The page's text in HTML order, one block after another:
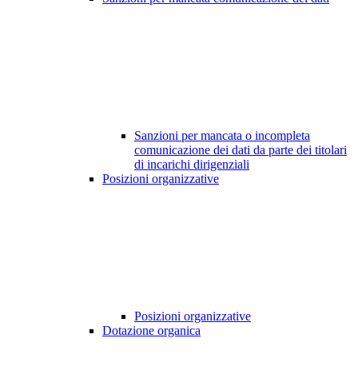
Sanzioni per mancata o incompleta
comunicazione dei dati da parte dei titolari
di incarichi dirigenziali
Posizioni organizzative
Posizioni organizzative
Dotazione organica